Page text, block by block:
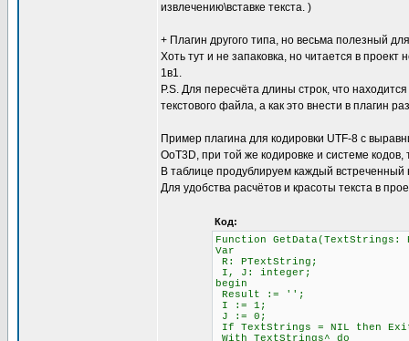
извлечению\вставке текста. )
+ Плагин другого типа, но весьма полезный
Хоть тут и не запаковка, но читается в проект
1в1.
P.S. Для пересчёта длины строк, что
текстового файла, а как это внести в плагин
Пример плагина для кодировки UTF-8 с
OoT3D, при той же кодировке и системе
В таблице продублируем каждый
Для удобства расчётов и красоты текста в
Код:
Function
Var
R: PTextString;
I, J: integer;
begin
Result := '';
I := 1; \\ Счётчик
J := 0; \\
If TextStrings = NIL then
With TextStrings^ do